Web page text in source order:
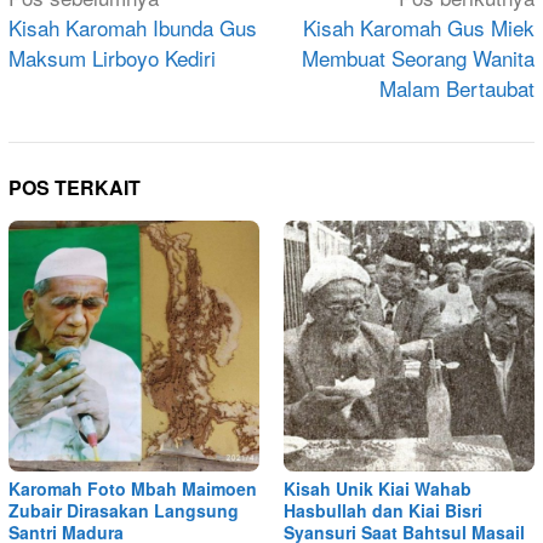
pos
Kisah Karomah Ibunda Gus
Maksum Lirboyo Kediri
Kisah Karomah Gus Miek
Membuat Seorang Wanita
Malam Bertaubat
POS TERKAIT
Karomah Foto Mbah Maimoen
Zubair Dirasakan Langsung
Santri Madura
Kisah Unik Kiai Wahab
Hasbullah dan Kiai Bisri
Syansuri Saat Bahtsul Masail